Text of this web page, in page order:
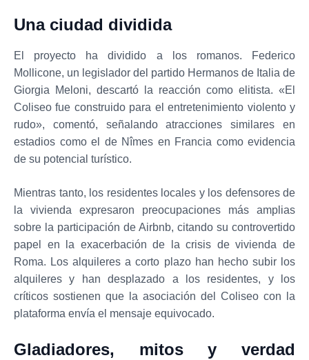
Una ciudad dividida
El proyecto ha dividido a los romanos. Federico
Mollicone, un legislador del partido Hermanos de Italia de
Giorgia Meloni, descartó la reacción como elitista. «El
Coliseo fue construido para el entretenimiento violento y
rudo», comentó, señalando atracciones similares en
estadios como el de Nîmes en Francia como evidencia
de su potencial turístico.
Mientras tanto, los residentes locales y los defensores de
la vivienda expresaron preocupaciones más amplias
sobre la participación de Airbnb, citando su controvertido
papel en la exacerbación de la crisis de vivienda de
Roma. Los alquileres a corto plazo han hecho subir los
alquileres y han desplazado a los residentes, y los
críticos sostienen que la asociación del Coliseo con la
plataforma envía el mensaje equivocado.
Gladiadores, mitos y verdad